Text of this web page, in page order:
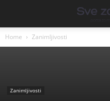
Home Zanimljivosti
Zanimljivosti